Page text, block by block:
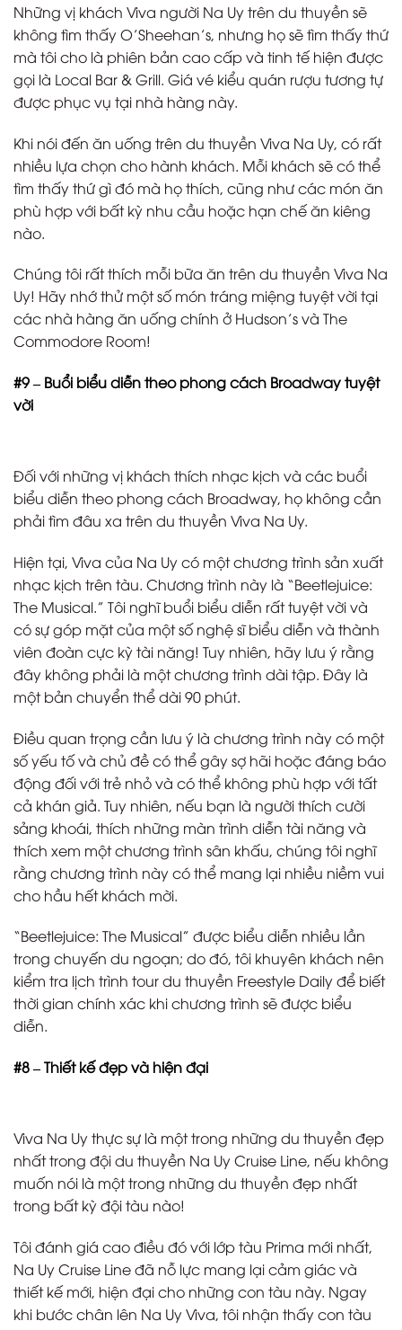
Những vị khách Viva người Na Uy trên du thuyền sẽ
không tìm thấy O’Sheehan’s, nhưng họ sẽ tìm thấy thứ
mà tôi cho là phiên bản cao cấp và tinh tế hiện được
gọi là Local Bar & Grill. Giá vé kiểu quán rượu tương tự
được phục vụ tại nhà hàng này.
Khi nói đến ăn uống trên du thuyền Viva Na Uy, có rất
nhiều lựa chọn cho hành khách. Mỗi khách sẽ có thể
tìm thấy thứ gì đó mà họ thích, cũng như các món ăn
phù hợp với bất kỳ nhu cầu hoặc hạn chế ăn kiêng
nào.
Chúng tôi rất thích mỗi bữa ăn trên du thuyền Viva Na
Uy! Hãy nhớ thử một số món tráng miệng tuyệt vời tại
các nhà hàng ăn uống chính ở Hudson’s và The
Commodore Room!
#9 – Buổi biểu diễn theo phong cách Broadway tuyệt
vời
Đối với những vị khách thích nhạc kịch và các buổi
biểu diễn theo phong cách Broadway, họ không cần
phải tìm đâu xa trên du thuyền Viva Na Uy.
Hiện tại, Viva của Na Uy có một chương trình sản xuất
nhạc kịch trên tàu. Chương trình này là “Beetlejuice:
The Musical.” Tôi nghĩ buổi biểu diễn rất tuyệt vời và
có sự góp mặt của một số nghệ sĩ biểu diễn và thành
viên đoàn cực kỳ tài năng! Tuy nhiên, hãy lưu ý rằng
đây không phải là một chương trình dài tập. Đây là
một bản chuyển thể dài 90 phút.
Điều quan trọng cần lưu ý là chương trình này có một
số yếu tố và chủ đề có thể gây sợ hãi hoặc đáng báo
động đối với trẻ nhỏ và có thể không phù hợp với tất
cả khán giả. Tuy nhiên, nếu bạn là người thích cười
sảng khoái, thích những màn trình diễn tài năng và
thích xem một chương trình sân khấu, chúng tôi nghĩ
rằng chương trình này có thể mang lại nhiều niềm vui
cho hầu hết khách mời.
“Beetlejuice: The Musical” được biểu diễn nhiều lần
trong chuyến du ngoạn; do đó, tôi khuyên khách nên
kiểm tra lịch trình tour du thuyền Freestyle Daily để biết
thời gian chính xác khi chương trình sẽ được biểu
diễn.
#8 – Thiết kế đẹp và hiện đại
Viva Na Uy thực sự là một trong những du thuyền đẹp
nhất trong đội du thuyền Na Uy Cruise Line, nếu không
muốn nói là một trong những du thuyền đẹp nhất
trong bất kỳ đội tàu nào!
Tôi đánh giá cao điều đó với lớp tàu Prima mới nhất,
Na Uy Cruise Line đã nỗ lực mang lại cảm giác và
thiết kế mới, hiện đại cho những con tàu này. Ngay
khi bước chân lên Na Uy Viva, tôi nhận thấy con tàu